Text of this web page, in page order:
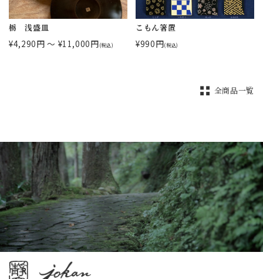
栃 浅盛皿
¥4,290円 ～ ¥11,000円(税込)
こもん箸置
¥990円(税込)
全商品一覧